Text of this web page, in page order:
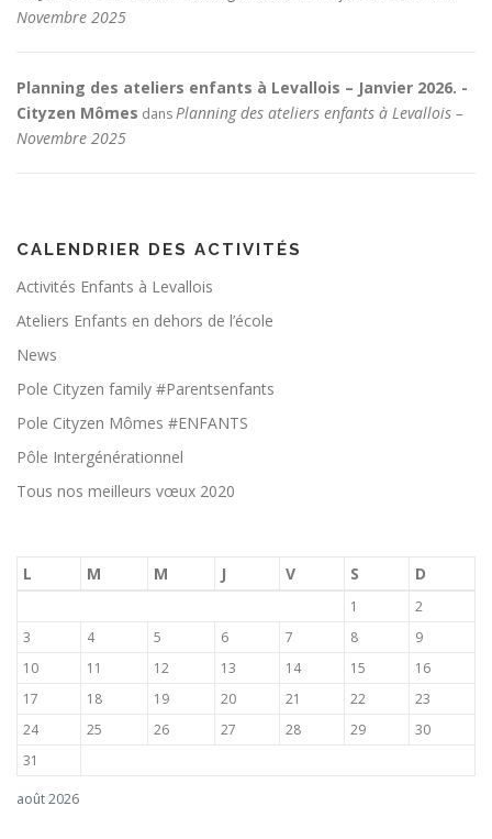
Novembre 2025
Planning des ateliers enfants à Levallois – Janvier 2026. -
Cityzen Mômes dansPlanning des ateliers enfants à Levallois –
Novembre 2025
CALENDRIER DES ACTIVITÉS
Activités Enfants à Levallois
Ateliers Enfants en dehors de l’école
News
Pole Cityzen family #Parentsenfants
Pole Cityzen Mômes #ENFANTS
Pôle Intergénérationnel
Tous nos meilleurs vœux 2020
août 2026
L M M J V S D
1
2
3
4 5 6 7 8
9
10
11 12 13 14 15
16
17
18 19 20 21 22
23
24
25 26 27 28 29
30
31